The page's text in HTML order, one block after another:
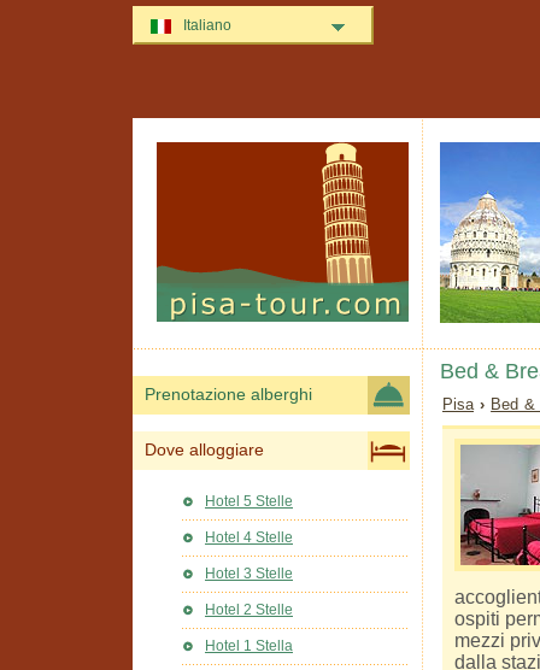
Bed &
Pisa › Bed
ospiti
mezzi
dalla
Prenotazione alberghi
Dove alloggiare
Hotel 5 Stelle
Hotel 4 Stelle
Hotel 3 Stelle
Hotel 2 Stelle
Hotel 1 Stella
Italiano